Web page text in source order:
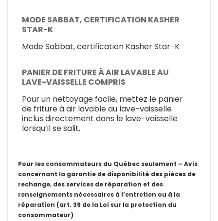
MODE SABBAT, CERTIFICATION KASHER
STAR-K
Mode Sabbat, certification Kasher Star-K
PANIER DE FRITURE À AIR LAVABLE AU
LAVE-VAISSELLE COMPRIS
Pour un nettoyage facile, mettez le panier
de friture à air lavable au lave-vaisselle
inclus directement dans le lave-vaisselle
lorsqu’il se salit.
Pour les consommateurs du Québec seulement – Avis
concernant la garantie de disponibilité des pièces de
rechange, des services de réparation et des
renseignements nécessaires à l’entretien ou à la
réparation (art. 39 de la Loi sur la protection du
consommateur)